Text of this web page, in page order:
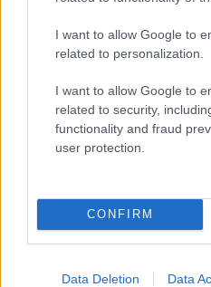
I want to allow Google to
related to personalization.
I want to allow Google to
related to security,
functionality and fraud
user protection.
CONFIRM
Data Deletion Data
Pausa caffè
Monte Pino, la fine
rinascita della
Raid nelle
la rete elettrica